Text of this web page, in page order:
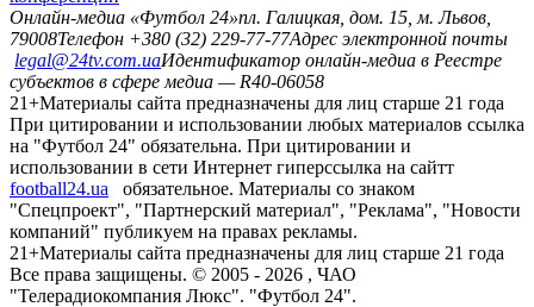
Онлайн-медиа «Футбол 24»пл. Галицкая, дом. 15, м. Львов,
79008Телефон +380 (32) 229-77-77Адрес электронной почты
legal@24tv.com.uaИдентификатор онлайн-медиа в Реестре
субъектов в сфере медиа — R40-06058
21+Материалы сайта предназначены для лиц старше 21 года
При цитировании и использовании любых материалов ссылка
на "Футбол 24" обязательна. При цитировании и
использовании в сети Интернет гиперссылка на сайтт
football24.ua
обязательное. Материалы со знаком
"Спецпроект", "Партнерский материал", "Реклама", "Новости
компаний" публикуем на правах рекламы.
21+Материалы сайта предназначены для лиц старше 21 года
Все права защищены. © 2005 - 2026 , ЧАО
"Телерадиокомпания Люкс". "Футбол 24".